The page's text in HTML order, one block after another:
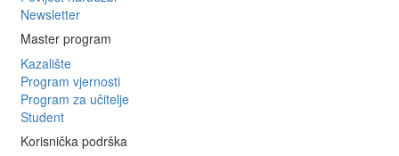
Newsletter
Master program
Kazalište
Program vjernosti
Program za učitelje
Student
Korisnička podrška